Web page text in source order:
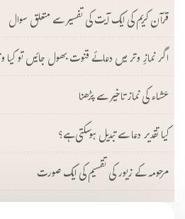
قرآن کریم کی ایک آیت کی تفسیر سے متعلق سوال
اگر نمازِ وتر میں دعائے قنوت بھول جائیں تو کیا
عشاء کی نماز تاخیر سے پڑھنا
کیا تقدیر دعا سے تبدیل ہوسکتی ہے؟
مرحومہ کے زیور کی تقسیم کی ایک صورت